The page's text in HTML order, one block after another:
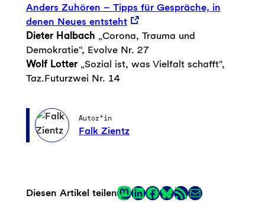
Anders Zuhören – Tipps für Gespräche, in
denen Neues entsteht
Dieter Halbach „Corona, Trauma und
Demokratie“, Evolve Nr. 27
Wolf Lotter„Sozial ist, was Vielfalt schafft“,
Taz.Futurzwei Nr. 14
Autor*in
Falk Zientz
Diesen Artikel teilenMastodon
LinkedIn
Facebook
RSS-Feed
E-Mail